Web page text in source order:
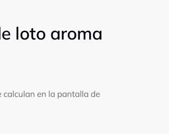
loto aroma
calculan en la pantalla de